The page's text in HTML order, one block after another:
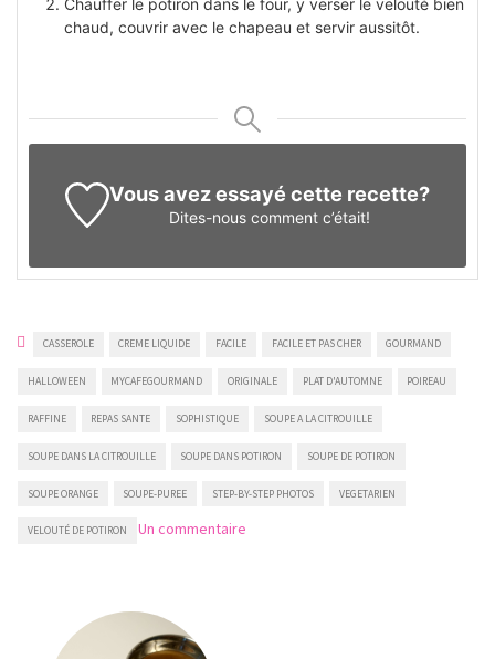
chaud, couvrir avec le chapeau et servir aussitôt.
Vous avez essayé cette recette?
Dites-nous comment c’était!
CASSEROLE CREME LIQUIDE FACILE FACILE ET PAS CHER GOURMAND
HALLOWEEN MYCAFEGOURMAND ORIGINALE PLAT D'AUTOMNE POIREAU
RAFFINE REPAS SANTE SOPHISTIQUE SOUPE A LA CITROUILLE
SOUPE DANS LA CITROUILLE SOUPE DANS POTIRON SOUPE DE POTIRON
SOUPE ORANGE SOUPE-PUREE STEP-BY-STEP PHOTOS VEGETARIEN
VELOUTÉ DE POTIRON Un commentaire